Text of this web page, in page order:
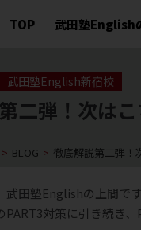
TOP 武田塾English
武田塾English新宿校
二弾！次はこ
> BLOG > 徹底解説第二弾！
武田塾Englishの上間です
PART3対策に引き続き